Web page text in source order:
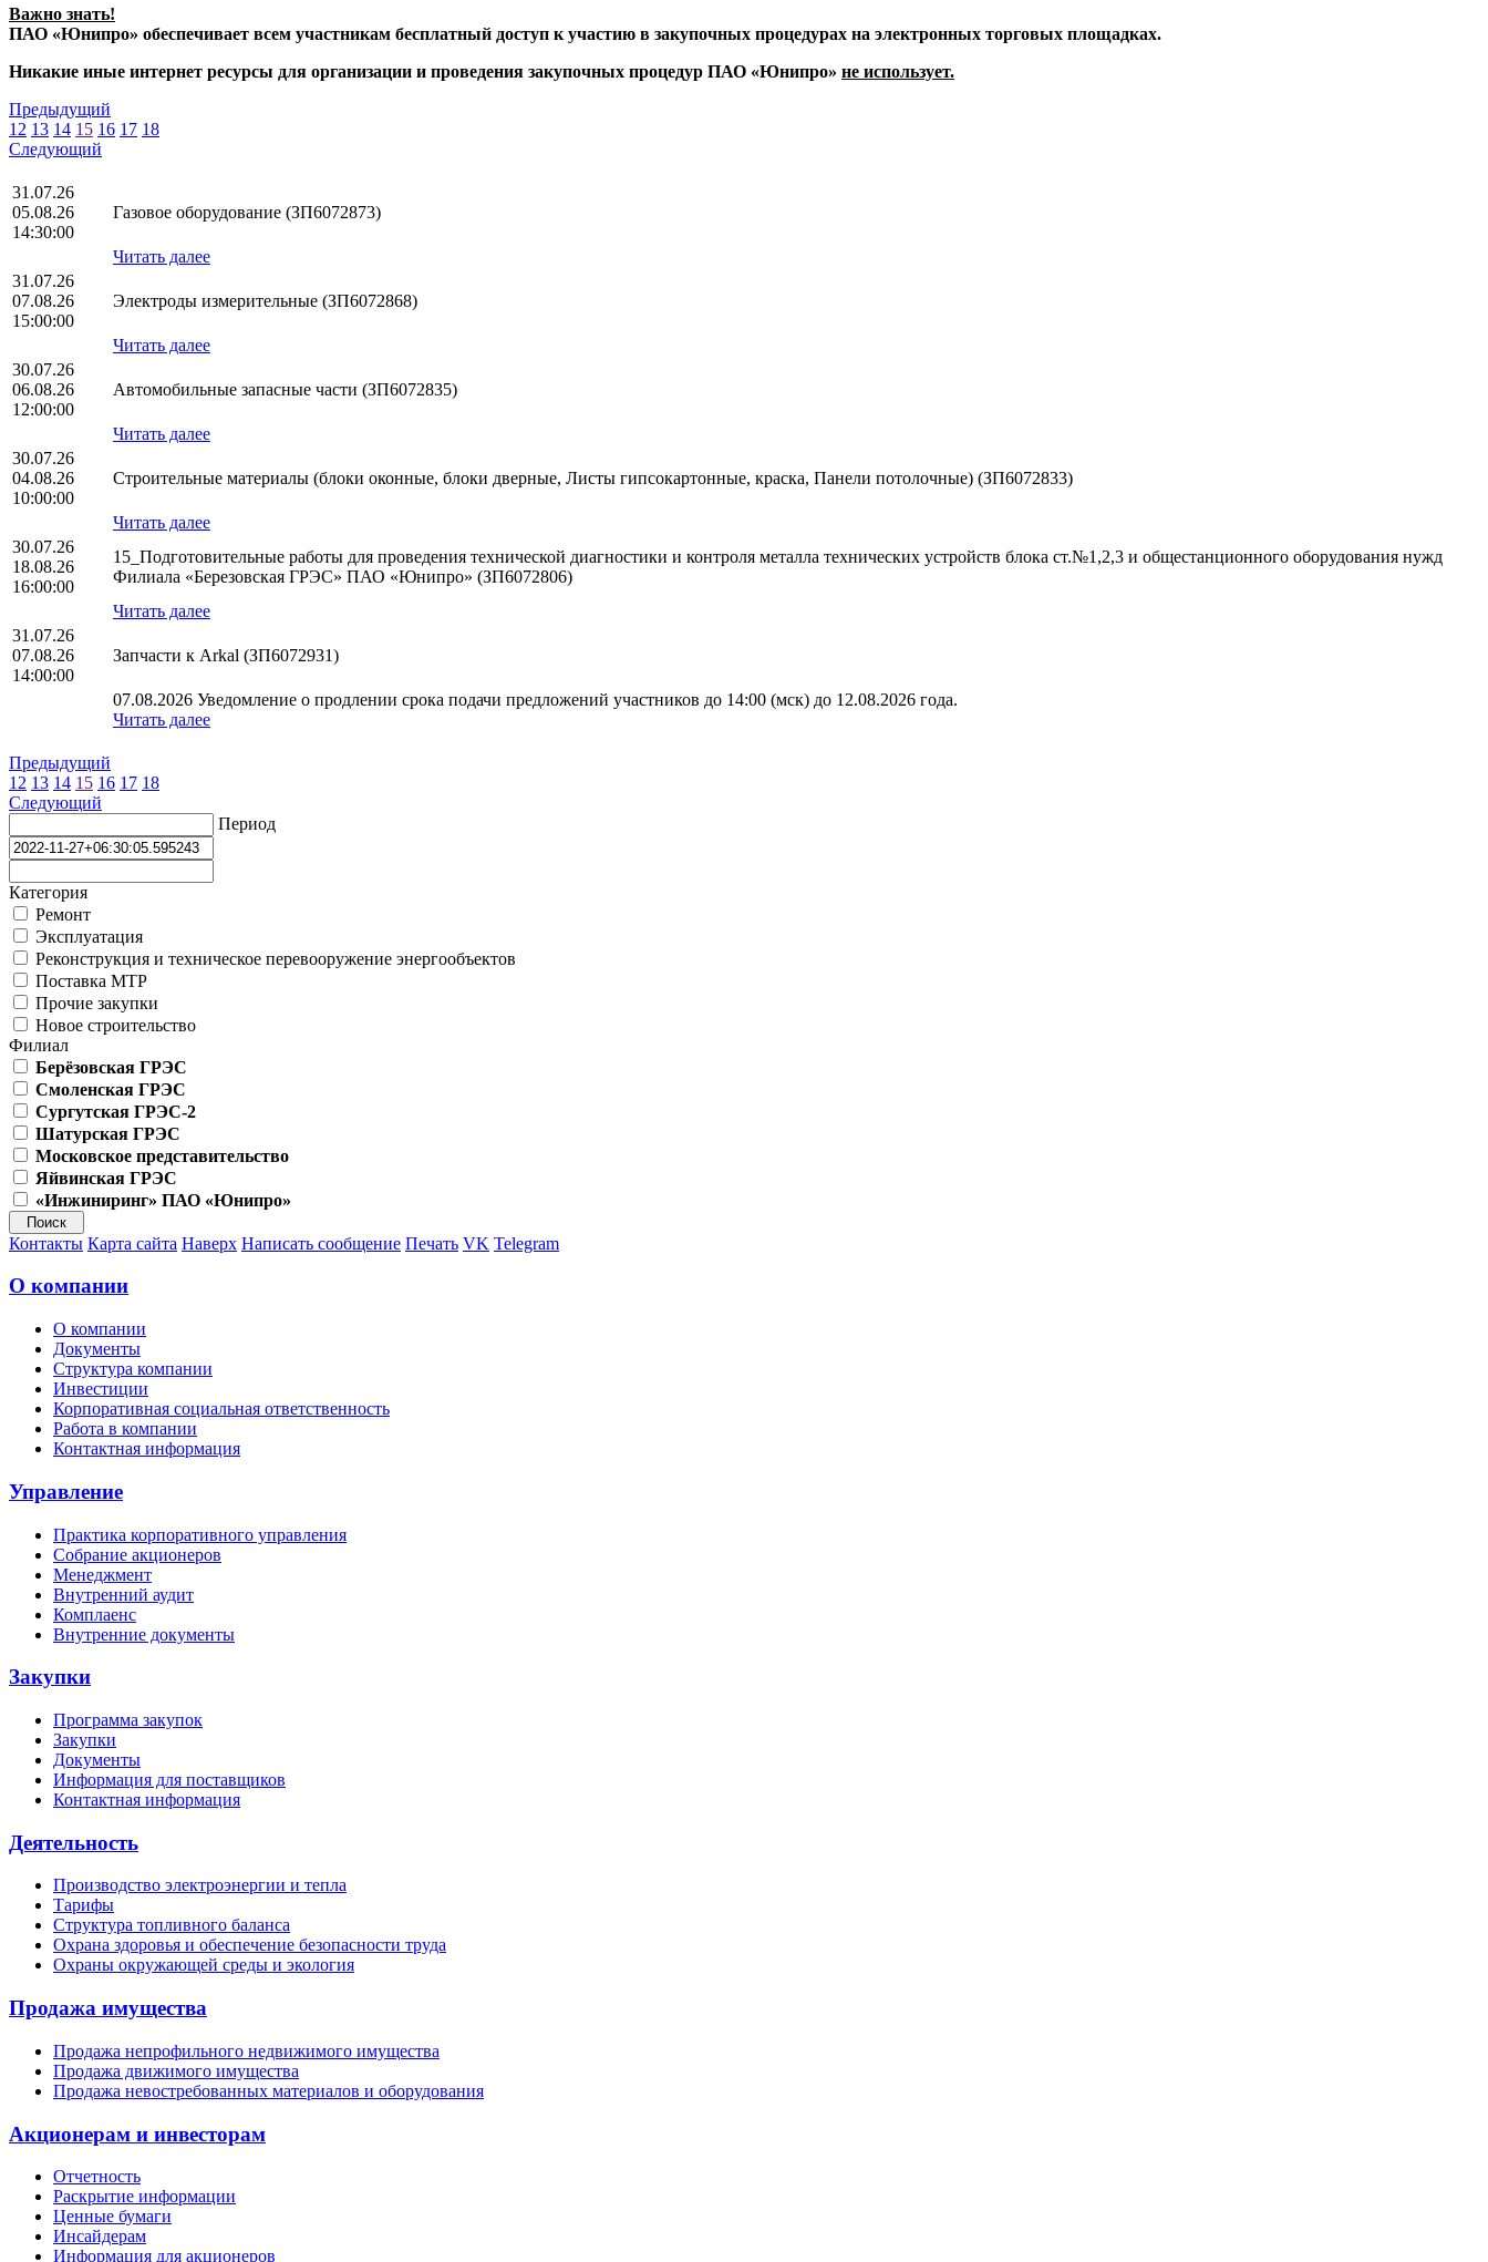
Важно знать!
ПАО «Юнипро» обеспечивает всем участникам бесплатный доступ к участию в закупочных процедурах на электронных торговых площадках.
Никакие иные интернет ресурсы для организации и проведения закупочных процедур ПАО «Юнипро» не использует.
Предыдущий
12 13 14 15 16 17 18
Следующий
31.07.26
05.08.26
14:30:00
Газовое оборудование (ЗП6072873)
Читать далее
31.07.26
07.08.26
15:00:00
Электроды измерительные (ЗП6072868)
Читать далее
30.07.26
06.08.26
12:00:00
Автомобильные запасные части (ЗП6072835)
Читать далее
30.07.26
04.08.26
10:00:00
Строительные материалы (блоки оконные, блоки дверные, Листы гипсокартонные, краска, Панели потолочные) (ЗП6072833)
Читать далее
30.07.26
18.08.26
16:00:00
15_Подготовительные работы для проведения технической диагностики и контроля металла технических устройств блока ст.№1,2,3 и общестанционного оборудования нужд
Филиала «Березовская ГРЭС» ПАО «Юнипро» (ЗП6072806)
Читать далее
31.07.26
07.08.26
14:00:00
Запчасти к Arkal (ЗП6072931)
07.08.2026 Уведомление о продлении срока подачи предложений участников до 14:00 (мск) до 12.08.2026 года.
Читать далее
Предыдущий
12 13 14 15 16 17 18
Следующий
Период
Категория
Ремонт
Эксплуатация
Реконструкция и техническое перевооружение энергообъектов
Поставка МТР
Прочие закупки
Новое строительство
Филиал
Берёзовская ГРЭС
Смоленская ГРЭС
Сургутская ГРЭС-2
Шатурская ГРЭС
Московское представительство
Яйвинская ГРЭС
«Инжиниринг» ПАО «Юнипро»
Контакты Карта сайта Наверх Написать сообщение Печать VK Telegram
О компании
О компании
Документы
Структура компании
Инвестиции
Корпоративная социальная ответственность
Работа в компании
Контактная информация
Управление
Практика корпоративного управления
Собрание акционеров
Менеджмент
Внутренний аудит
Комплаенс
Внутренние документы
Закупки
Программа закупок
Закупки
Документы
Информация для поставщиков
Контактная информация
Деятельность
Производство электроэнергии и тепла
Тарифы
Структура топливного баланса
Охрана здоровья и обеспечение безопасности труда
Охраны окружающей среды и экология
Продажа имущества
Продажа непрофильного недвижимого имущества
Продажа движимого имущества
Продажа невостребованных материалов и оборудования
Акционерам и инвесторам
Отчетность
Раскрытие информации
Ценные бумаги
Инсайдерам
Информация для акционеров